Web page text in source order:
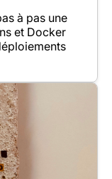
à pas une
et Docker